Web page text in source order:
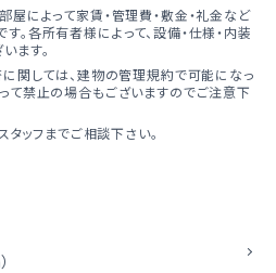
によって家賃・管理費・敷金・礼金など
。各所有者様によって、設備・仕様・内装
ます。
関しては、建物の管理規約で可能になっ
て禁止の場合もございますのでご注意下
ッフまでご相談下さい。